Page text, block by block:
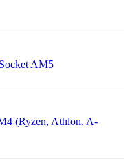
AM5
(Ryzen, Athlon, A-